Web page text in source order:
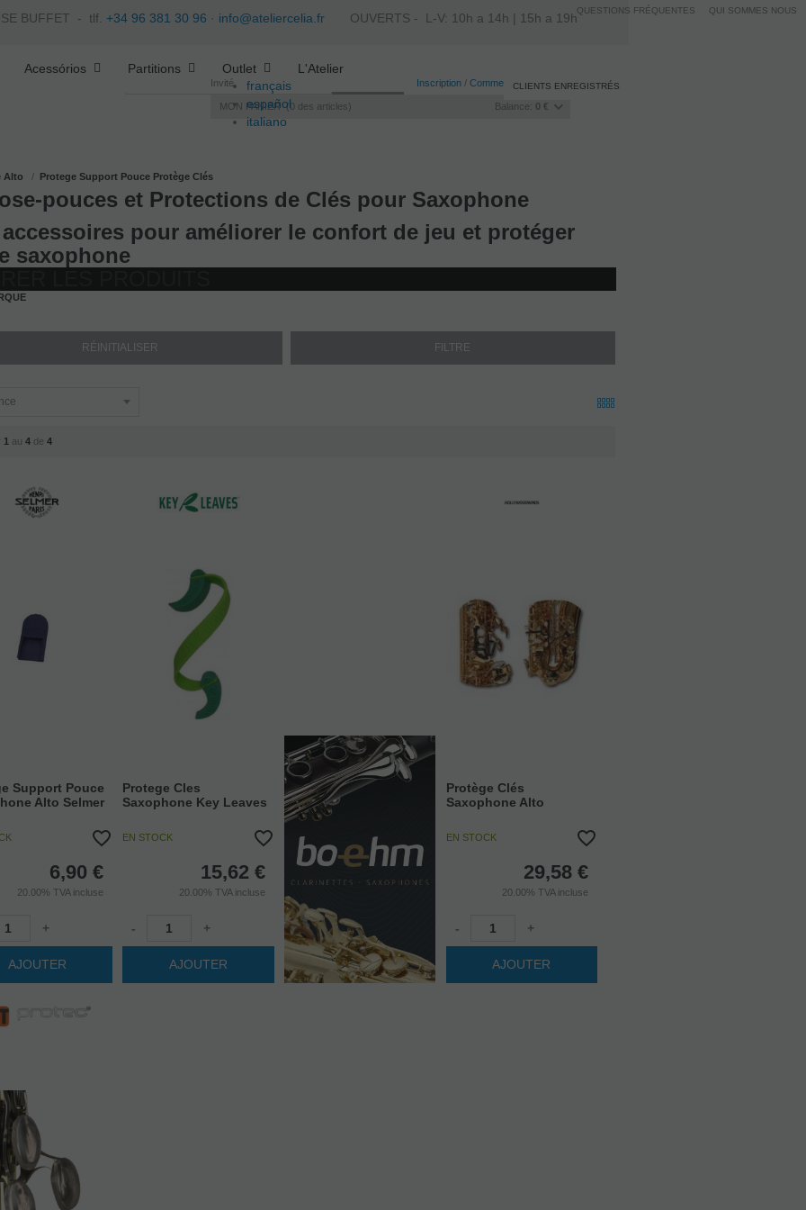
BUFFET - tlf. +34 96 381 30 96 · info@ateliercelia.frOUVERTS - L-V: 10h a 14h | 15h a 19h
français
español
italiano
Invité Inscription / Commencer la session
MON PANIER 0 des articles Balance: 0 €
CLIENTS ENREGISTRÉS
Acessórios Partitions Outlet L'Atelier
Alto Protege Support Pouce Protège Clés
pouces et Protections de Clés pour Saxophone
accessoires pour améliorer le confort de jeu et protéger
saxophone
1 au4 de 4
Support Pouce
Alto Selmer
6,90 €
20.00%TVA incluse
+
AJOUTER
Protege Cles
Saxophone Key Leaves
EN STOCK
15,62 €
20.00% TVA incluse
- +
AJOUTER
Protège Clés
Saxophone Alto
EN STOCK
29,58 €
20.00% TVA incluse
- +
AJOUTER
QUESTIONS FRÉQUENTES QUI SOMMES NOUS